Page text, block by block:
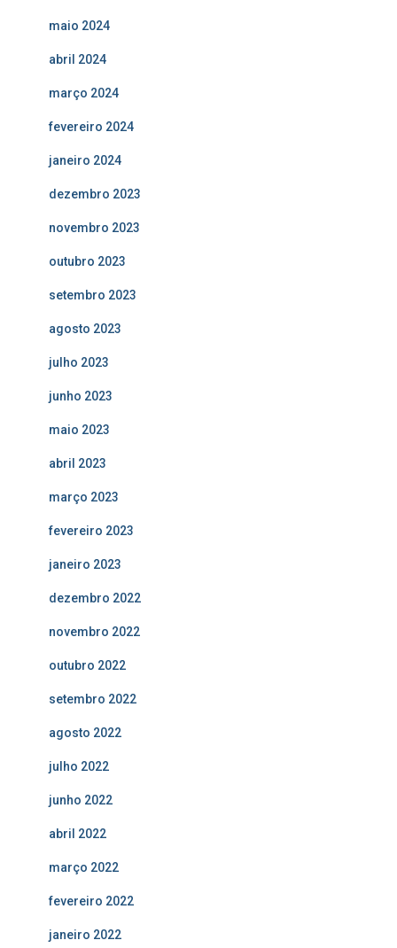
maio 2024
abril 2024
março 2024
fevereiro 2024
janeiro 2024
dezembro 2023
novembro 2023
outubro 2023
setembro 2023
agosto 2023
julho 2023
junho 2023
maio 2023
abril 2023
março 2023
fevereiro 2023
janeiro 2023
dezembro 2022
novembro 2022
outubro 2022
setembro 2022
agosto 2022
julho 2022
junho 2022
abril 2022
março 2022
fevereiro 2022
janeiro 2022